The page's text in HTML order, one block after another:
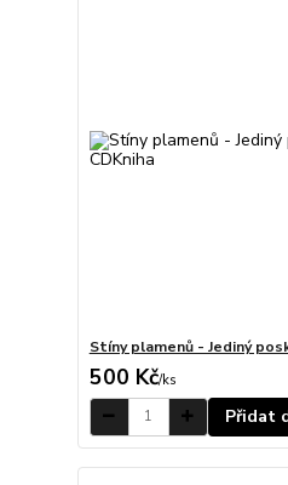
Stíny plamenů - Jediný
500 Kč/ks
Přidat